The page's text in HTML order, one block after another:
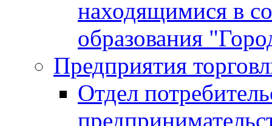
находящимися в
образования
Предприятия
Отдел